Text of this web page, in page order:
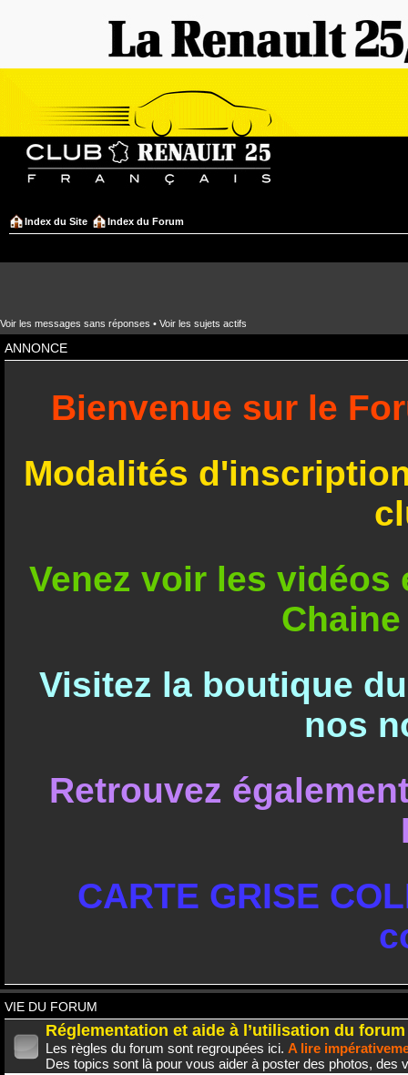
Index du Site Index du Forum
Voir les messages sans réponses • Voir les sujets actifs
ANNONCE
Bienvenue sur le
Modalités
Venez voir les
Visitez la boutique
nos
Retrouvez
CARTE GRISE
VIE DU FORUM
Réglementation et aide à l’utilisation du forum
Les règles du forum sont regroupées ici. A lire
Des topics sont là pour vous aider à poster des photos, des